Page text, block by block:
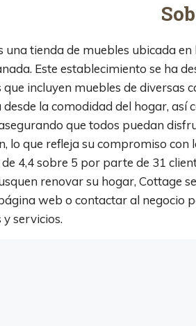
una tienda de muebles ubicada
Este establecimiento se ha
incluyen muebles de diversas
la comodidad del hogar,
que todos puedan
lo que refleja su compromiso con
4,4 sobre 5 por parte de 31
renovar su hogar, Cottage
web o contactar al negocio
servicios.